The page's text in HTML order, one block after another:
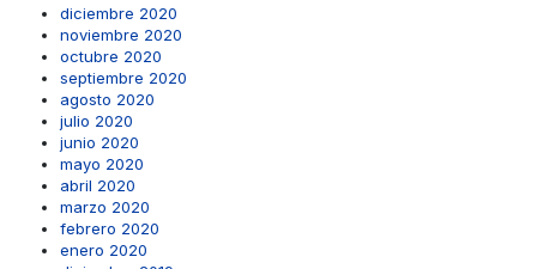
diciembre 2020
noviembre 2020
octubre 2020
septiembre 2020
agosto 2020
julio 2020
junio 2020
mayo 2020
abril 2020
marzo 2020
febrero 2020
enero 2020